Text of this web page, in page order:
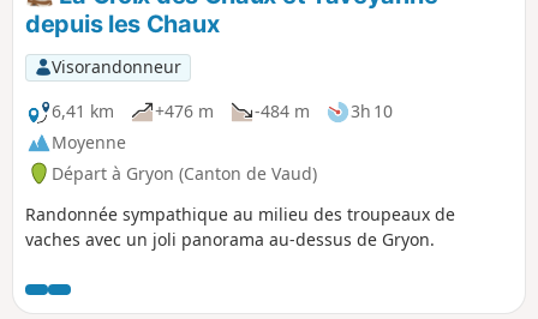
depuis les Chaux
Visorandonneur
6,41 km
+476 m -484 m
3h 10
Moyenne
Départ à Gryon (Canton de Vaud)
Randonnée sympathique au milieu des troupeaux de
vaches avec un joli panorama au-dessus de Gryon.